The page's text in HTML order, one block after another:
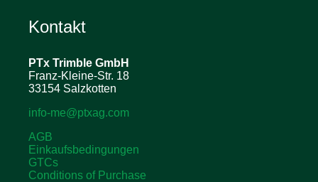
Kontakt
PTx Trimble GmbH
Franz-Kleine-Str. 18
33154 Salzkotten
info-me@ptxag.com
AGB
Einkaufsbedingungen
GTCs
Conditions of Purchase